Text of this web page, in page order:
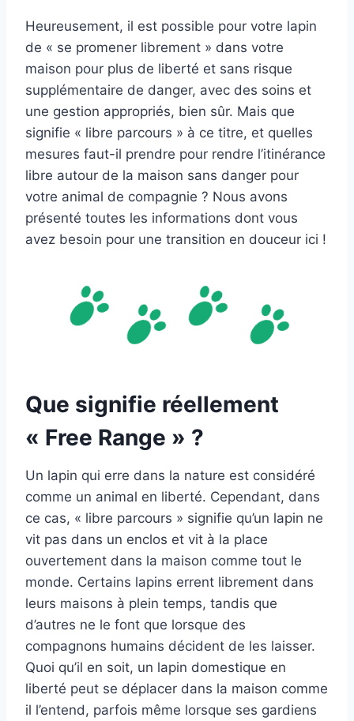
Heureusement, il est possible pour votre lapin
de « se promener librement » dans votre
maison pour plus de liberté et sans risque
supplémentaire de danger, avec des soins et
une gestion appropriés, bien sûr. Mais que
signifie « libre parcours » à ce titre, et quelles
mesures faut-il prendre pour rendre l’itinérance
libre autour de la maison sans danger pour
votre animal de compagnie ? Nous avons
présenté toutes les informations dont vous
avez besoin pour une transition en douceur ici !
Que signifie réellement
« Free Range » ?
Un lapin qui erre dans la nature est considéré
comme un animal en liberté. Cependant, dans
ce cas, « libre parcours » signifie qu’un lapin ne
vit pas dans un enclos et vit à la place
ouvertement dans la maison comme tout le
monde. Certains lapins errent librement dans
leurs maisons à plein temps, tandis que
d’autres ne le font que lorsque des
compagnons humains décident de les laisser.
Quoi qu’il en soit, un lapin domestique en
liberté peut se déplacer dans la maison comme
il l’entend, parfois même lorsque ses gardiens